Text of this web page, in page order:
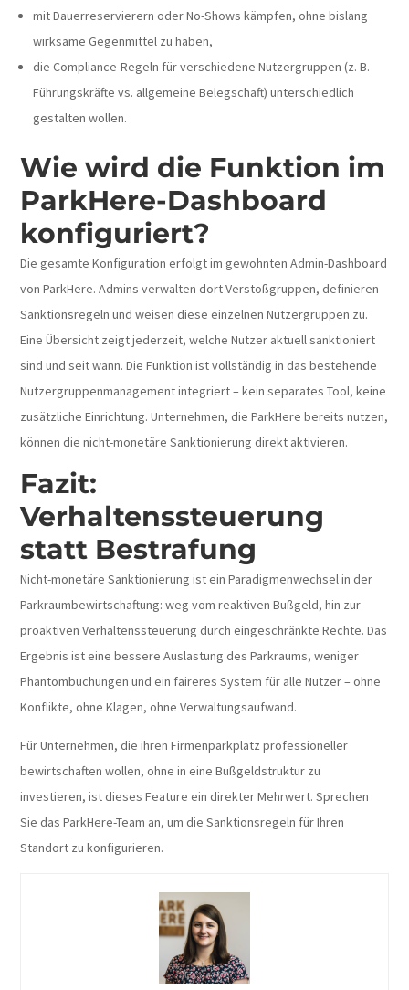
mit Dauerreservierern oder No-Shows kämpfen, ohne bislang
wirksame Gegenmittel zu haben,
die Compliance-Regeln für verschiedene Nutzergruppen (z. B.
Führungskräfte vs. allgemeine Belegschaft) unterschiedlich
gestalten wollen.
Wie wird die Funktion im
ParkHere-Dashboard
konfiguriert?
Die gesamte Konfiguration erfolgt im gewohnten Admin-Dashboard
von ParkHere. Admins verwalten dort Verstoßgruppen, definieren
Sanktionsregeln und weisen diese einzelnen Nutzergruppen zu.
Eine Übersicht zeigt jederzeit, welche Nutzer aktuell sanktioniert
sind und seit wann.Die Funktion ist vollständig in das bestehende
Nutzergruppenmanagement integriert – kein separates Tool, keine
zusätzliche Einrichtung. Unternehmen, die ParkHere bereits nutzen,
können die nicht-monetäre Sanktionierung direkt aktivieren.
Fazit:
Verhaltenssteuerung
statt Bestrafung
Nicht-monetäre Sanktionierung ist ein Paradigmenwechsel in der
Parkraumbewirtschaftung: weg vom reaktiven Bußgeld, hin zur
proaktiven Verhaltenssteuerung durch eingeschränkte Rechte. Das
Ergebnis ist eine bessere Auslastung des Parkraums, weniger
Phantombuchungen und ein faireres System für alle Nutzer – ohne
Konflikte, ohne Klagen, ohne Verwaltungsaufwand.
Für Unternehmen, die ihren Firmenparkplatz professioneller
bewirtschaften wollen, ohne in eine Bußgeldstruktur zu
investieren, ist dieses Feature ein direkter Mehrwert. Sprechen
Sie das ParkHere-Team an, um die Sanktionsregeln für Ihren
Standort zu konfigurieren.